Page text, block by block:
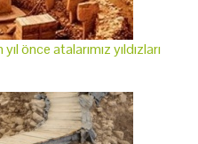
önce atalarımız yıldızları